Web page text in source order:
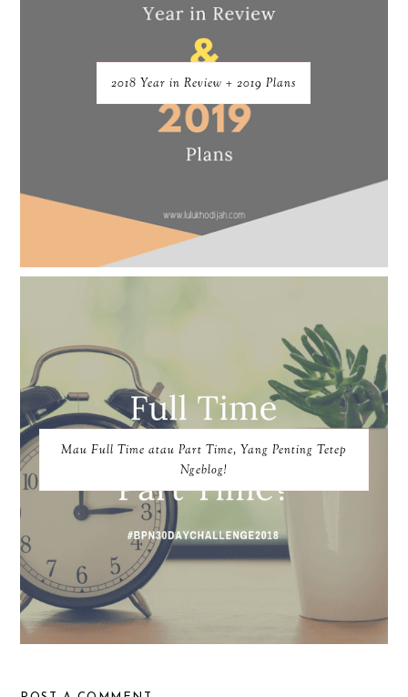
2018 Year in Review + 2019 Plans
Mau Full Time atau Part Time, Yang Penting Tetep
Ngeblog!